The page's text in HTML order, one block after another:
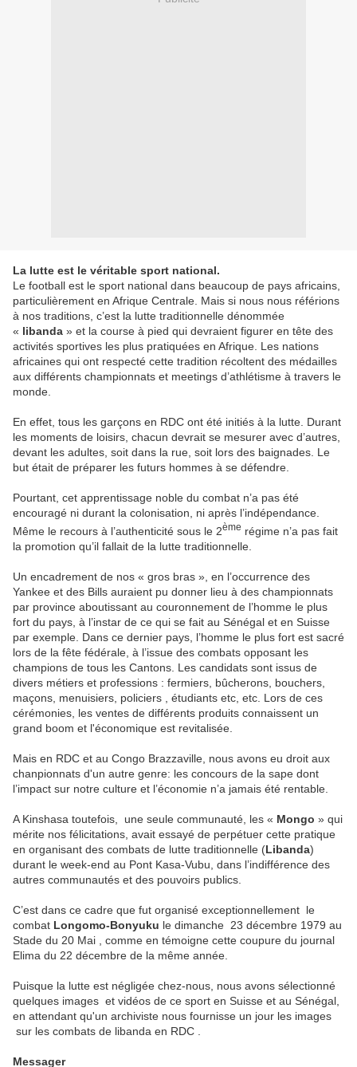
La lutte est le véritable sport national.
Le football est le sport national dans beaucoup de pays africains,
particulièrement en Afrique Centrale. Mais si nous nous référions
à nos traditions, c’est la lutte traditionnelle dénommée
« libanda » et la course à pied qui devraient figurer en tête des
activités sportives les plus pratiquées en Afrique. Les nations
africaines qui ont respecté cette tradition récoltent des médailles
aux différents championnats et meetings d’athlétisme à travers le
monde.
En effet, tous les garçons en RDC ont été initiés à la lutte. Durant
les moments de loisirs, chacun devrait se mesurer avec d’autres,
devant les adultes, soit dans la rue, soit lors des baignades. Le
but était de préparer les futurs hommes à se défendre.
Pourtant, cet apprentissage noble du combat n’a pas été
encouragé ni durant la colonisation, ni après l’indépendance.
Même le recours à l’authenticité sous le 2ème régime n’a pas fait
la promotion qu’il fallait de la lutte traditionnelle.
Un encadrement de nos « gros bras », en l’occurrence des
Yankee et des Bills auraient pu donner lieu à des championnats
par province aboutissant au couronnement de l’homme le plus
fort du pays, à l’instar de ce qui se fait au Sénégal et en Suisse
par exemple. Dans ce dernier pays, l’homme le plus fort est sacré
lors de la fête fédérale, à l’issue des combats opposant les
champions de tous les Cantons. Les candidats sont issus de
divers métiers et professions : fermiers, bûcherons, bouchers,
maçons, menuisiers, policiers , étudiants etc, etc. Lors de ces
cérémonies, les ventes de différents produits connaissent un
grand boom et l'économique est revitalisée.
Mais en RDC et au Congo Brazzaville, nous avons eu droit aux
chanpionnats d'un autre genre: les concours de la sape dont
l’impact sur notre culture et l’économie n’a jamais été rentable.
A Kinshasa toutefois, une seule communauté, les « Mongo » qui
mérite nos félicitations, avait essayé de perpétuer cette pratique
en organisant des combats de lutte traditionnelle (Libanda)
durant le week-end au Pont Kasa-Vubu, dans l’indifférence des
autres communautés et des pouvoirs publics.
C’est dans ce cadre que fut organisé exceptionnellement le
combat Longomo-Bonyuku le dimanche 23 décembre 1979 au
Stade du 20 Mai , comme en témoigne cette coupure du journal
Elima du 22 décembre de la même année.
Puisque la lutte est négligée chez-nous, nous avons sélectionné
quelques images et vidéos de ce sport en Suisse et au Sénégal,
en attendant qu'un archiviste nous fournisse un jour les images
sur les combats de libanda en RDC .
Messager